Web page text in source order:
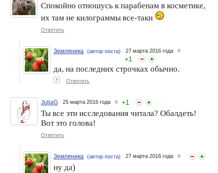
Спокойно отношусь к парабенам в косметике,
их там не килограммы все-таки
Ответить
Земляника (автор поста) 27 марта 2016 года #
+1
да, на последних строчках обычно.
↑ Ответить
JuliaG 25 марта 2016 года # +1
Ты все эти исследования читала? Обалдеть!
Вот это голова!
Ответить
Земляника (автор поста) 27 марта 2016 года #
ну да)